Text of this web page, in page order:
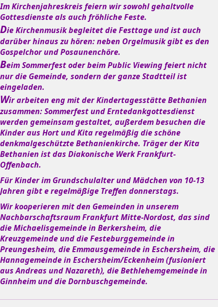
Im Kirchenjahreskreis feiern wir sowohl gehaltvolle
Gottesdienste als auch fröhliche Feste.
Die Kirchenmusik begleitet die Festtage und ist auch
darüber hinaus zu hören: neben Orgelmusik gibt es den
Gospelchor und Posaunenchöre.
Beim Sommerfest oder beim Public Viewing feiert nicht
nur die Gemeinde, sondern der ganze Stadtteil ist
eingeladen.
Wir arbeiten eng mit der Kindertagesstätte Bethanien
zusammen: Sommerfest und Erntedankgottesdienst
werden gemeinsam gestaltet, außerdem besuchen die
Kinder aus Hort und Kita regelmäßig die schöne
denkmalgeschützte Bethanienkirche. Träger der Kita
Bethanien ist das Diakonische Werk Frankfurt-
Offenbach.
Für Kinder im Grundschulalter und Mädchen von 10-13
Jahren gibt e regelmäßige Treffen donnerstags.
Wir kooperieren mit den Gemeinden in unserem
Nachbarschaftsraum Frankfurt Mitte-Nordost, das sind
die Michaelisgemeinde in Berkersheim, die
Kreuzgemeinde und die Festeburggemeinde in
Preungesheim, die Emmausgemeinde in Eschersheim, die
Hannagemeinde in Eschersheim/Eckenheim (fusioniert
aus Andreas und Nazareth), die Bethlehemgemeinde in
Ginnheim und die Dornbuschgemeinde.